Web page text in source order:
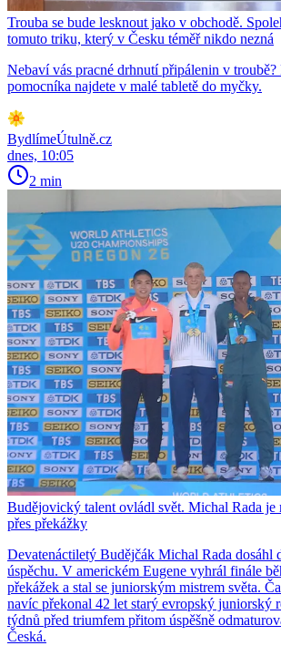
Trouba se bude lesknout jako v obchodě.
tomuto triku, který v Česku téměř nikdo nezná
Nebaví vás pracné drhnutí připálenin v
pomocníka najdete v malé tabletě do myčky.
BydlímeÚtulně.cz
dnes, 10:05
2 min
Budějovický talent ovládl svět. Michal Rada je
přes překážky
Devatenáctiletý Budějčák Michal Rada dosáhl
úspěchu. V americkém Eugene vyhrál finále
překážek a stal se juniorským mistrem světa.
navíc překonal 42 let starý evropský juniorský
týdnů před triumfem přitom úspěšně
Česká.